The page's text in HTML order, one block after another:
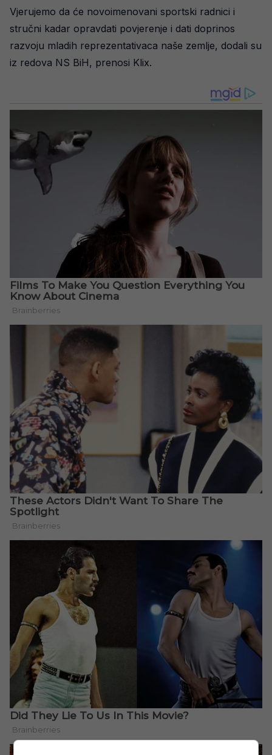
Vjerujemo da će novoimenovani sportski radnici i
stručni kadar opravdati povjerenje i dati doprinos
razvoju mladih reprezentativaca naše zemlje, dodali su
iz redova NS BiH, prenosi Klix.